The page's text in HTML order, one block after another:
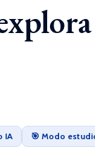
IA 🎯 Modo